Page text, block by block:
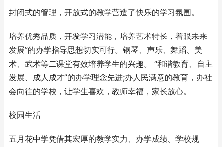
封闭式的管理，开放式的教学营造了快乐的学习氛围。
培养优秀品质，开发学习潜能，培养艺术特长，着眼未来
发展”的办学指导思想切实可行。钢琴、声乐、舞蹈、美
术、武术等二课堂有效培养学生的兴趣。 “和谐教育、自主
发展、成人成才”的办学理念先进;办人民满意的教育，办社
会向往的学校，让学生喜欢，教师幸福，家长放心。
校园生活
五月花中学凭借其宏厚的教学实力、办学成绩、学校规